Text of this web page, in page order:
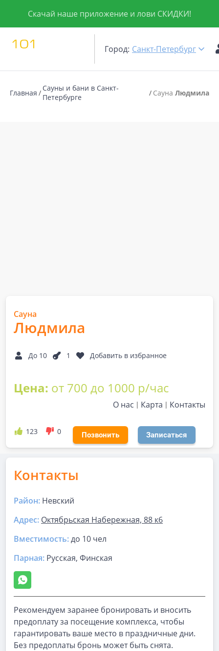
Скачай наше приложение и лови СКИДКИ!
Город: Санкт-Петербург
Главная
Сауны и бани в Санкт-
Петербурге
Сауна Людмила
Сауна
Людмила
До 10 1 Добавить в избранное
Цена: от 700 до 1000 р/час
О нас Карта Контакты
123 0 Позвонить Записаться
Контакты
Район: Невский
Адрес: Октябрьская Набережная, 88 к6
Вместимость:до 10 чел
Парная: Русская, Финская
Рекомендуем заранее бронировать и вносить
предоплату за посещение комплекса, чтобы
гарантировать ваше место в праздничные дни.
Без предоплаты бронь может быть снята.